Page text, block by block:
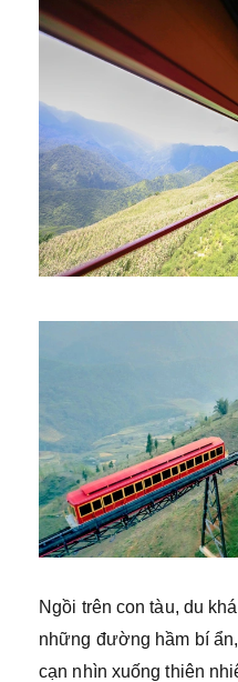
Ngồi trên con tàu, du
những đường hầm bí
cạn nhìn xuống thiên